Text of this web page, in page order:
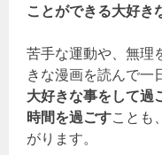
ことができる大好き
苦手な運動や、無理
きな漫画を読んで一
大好きな事をして過
時間を過ごすことも
がります。